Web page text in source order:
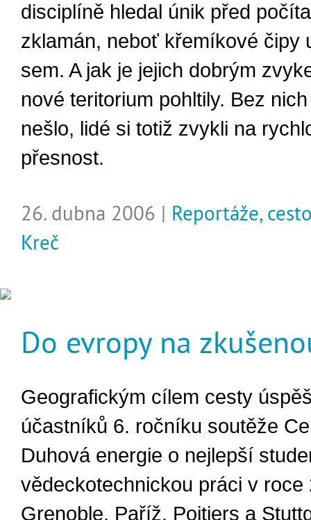
disciplíně hledal únik před
zklamán, neboť křemíkové čipy
sem. A jak je jejich dobrým
nové teritorium pohltily. Bez
nešlo, lidé si totiž zvykli na
přesnost.
26. dubna 2006 | Reportáže,
Kreč
Do evropy na
Geografickým cílem cesty
účastníků 6. ročníku soutěže
Duhová energie o nejlepší
vědeckotechnickou práci v roce
Grenoble, Paříž, Poitiers a